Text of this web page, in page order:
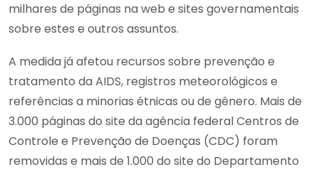
milhares de páginas na web e sites governamentais
sobre estes e outros assuntos.
A medida já afetou recursos sobre prevenção e
tratamento da AIDS, registros meteorológicos e
referências a minorias étnicas ou de gênero. Mais de
3.000 páginas do site da agência federal Centros de
Controle e Prevenção de Doenças (CDC) foram
removidas e mais de 1.000 do site do Departamento